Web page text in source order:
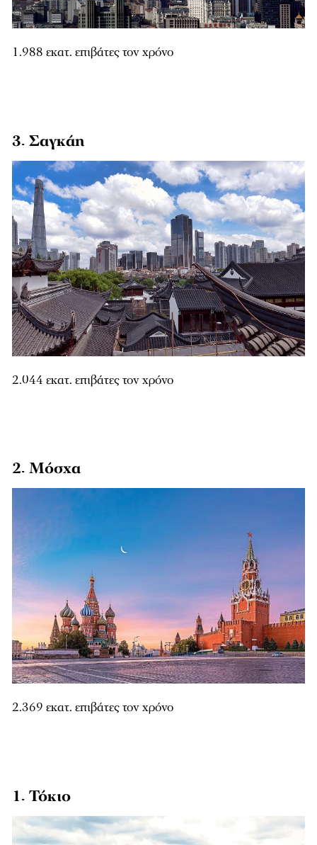
1.988 εκατ. επιβάτες τον χρόνο
3. Σαγκάη
2.044 εκατ. επιβάτες τον χρόνο
2. Μόσχα
2.369 εκατ. επιβάτες τον χρόνο
1. Τόκιο